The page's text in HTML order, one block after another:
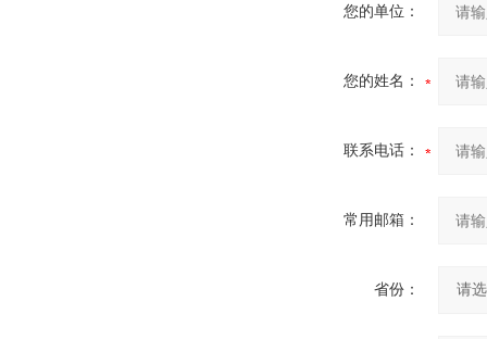
您的单位：
您的姓名：
联系电话：
常用邮箱：
省份：